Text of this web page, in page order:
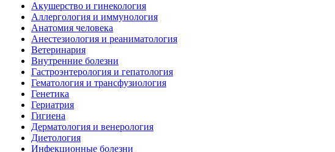
Акушерство и гинекология
Аллергология и иммунология
Анатомия человека
Анестезиология и реаниматология
Ветеринария
Внутренние болезни
Гастроэнтерология и гепатология
Гематология и трансфузиология
Генетика
Гериатрия
Гигиена
Дерматология и венерология
Диетология
Инфекционные болезни